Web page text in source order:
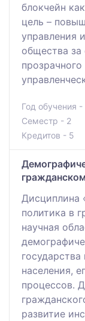
блокчейн
цель –
управления
общества за
Год обучения -
Семестр - 2
Кредитов - 5
Дисциплина
политика в
научная
населения,
процессов.
развитие